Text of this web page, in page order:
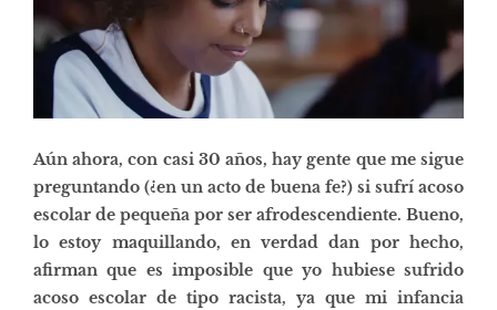
Aún ahora, con casi 30 años, hay gente que me sigue
preguntando (¿en un acto de buena fe?) si sufrí acoso
escolar de pequeña por ser afrodescendiente. Bueno,
lo estoy maquillando, en verdad dan por hecho,
afirman que es imposible que yo hubiese sufrido
acoso escolar de tipo racista, ya que mi infancia